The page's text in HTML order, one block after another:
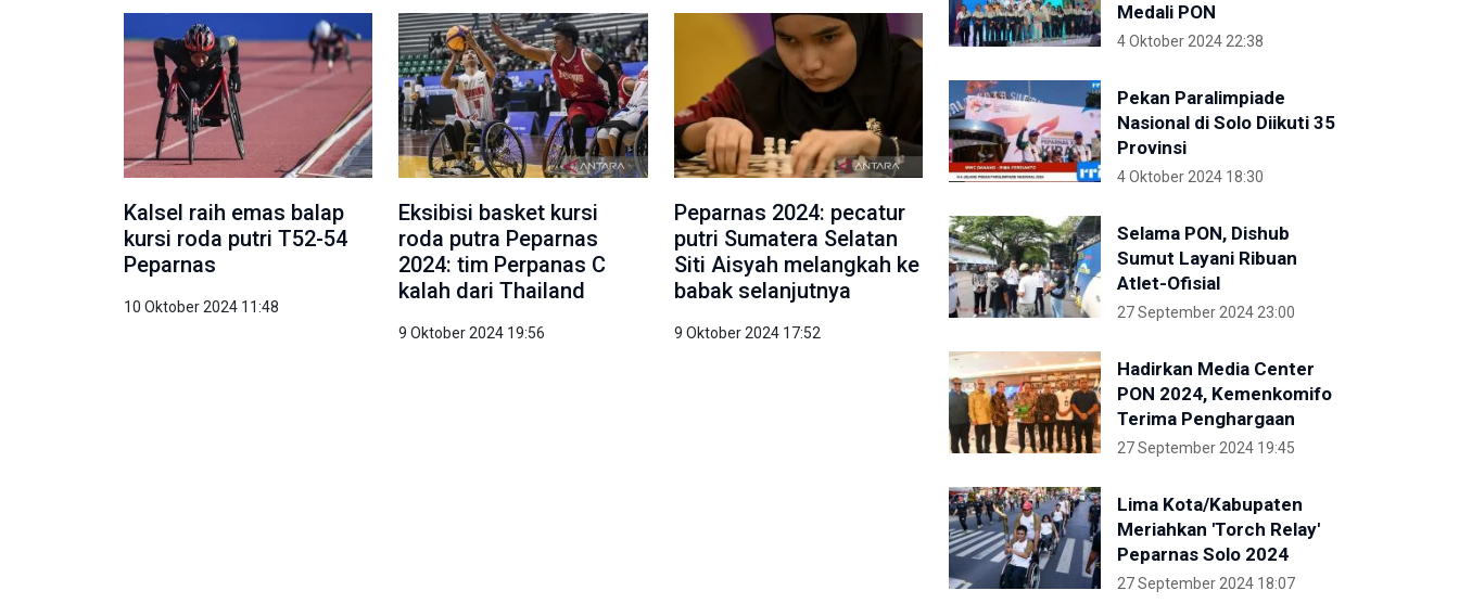
Kalsel raih emas balap
kursi roda putri T52-54
Peparnas
10 Oktober 2024 11:48
Eksibisi basket kursi
roda putra Peparnas
2024: tim Perpanas C
kalah dari Thailand
9 Oktober 2024 19:56
Peparnas 2024: pecatur
putri Sumatera Selatan
Siti Aisyah melangkah ke
babak selanjutnya
9 Oktober 2024 17:52
Medali PON
4 Oktober 2024 22:38
Pekan Paralimpiade
Nasional di Solo Diikuti 35
Provinsi
4 Oktober 2024 18:30
Selama PON, Dishub
Sumut Layani Ribuan
Atlet-Ofisial
27 September 2024 23:00
Hadirkan Media Center
PON 2024, Kemenkomifo
Terima Penghargaan
27 September 2024 19:45
Lima Kota/Kabupaten
Meriahkan 'Torch Relay'
Peparnas Solo 2024
27 September 2024 18:07